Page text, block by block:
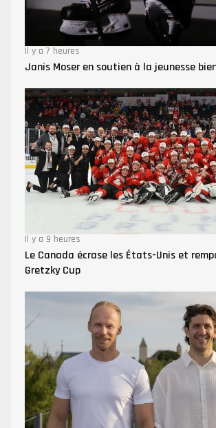
Il y a 7 heures
Janis Moser en soutien à la jeunesse
Il y a 9 heures
Le Canada écrase les États-Unis et
Gretzky Cup